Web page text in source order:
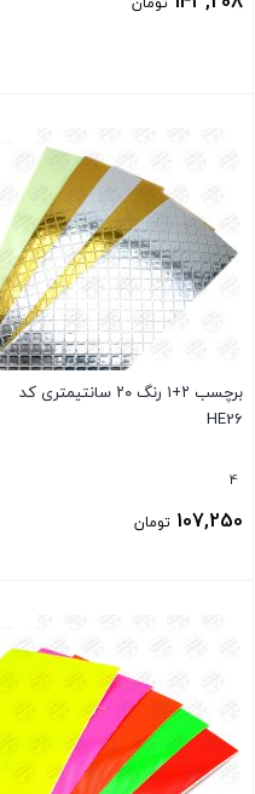
برچسب ۲+۱ رنگ ۲۰ سانتیمتری کد
HE26
4
107,250 تومان